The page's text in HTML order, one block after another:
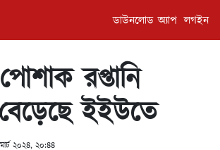
ডাউনলোড অ্যাপ লগইন
পোশাক রপ্তানি
ইইউতে
২০২৪, ২০:৪৪